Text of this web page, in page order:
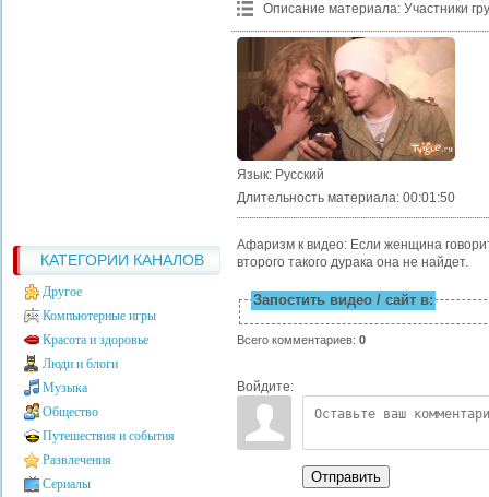
КАТЕГОРИИ КАНАЛОВ
Другое
Компьютерные игры
Красота и здоровье
Люди и блоги
Музыка
Общество
Путешествия и события
Развлечения
Сериалы
Описание материала: Участники
Язык: Русский
Длительность материала: 00:01:50
Афаризм к видео: Если женщина
второго такого дурака она не найдет.
Запостить видео / сайт в:
Всего комментариев: 0
Войдите:
Отправить